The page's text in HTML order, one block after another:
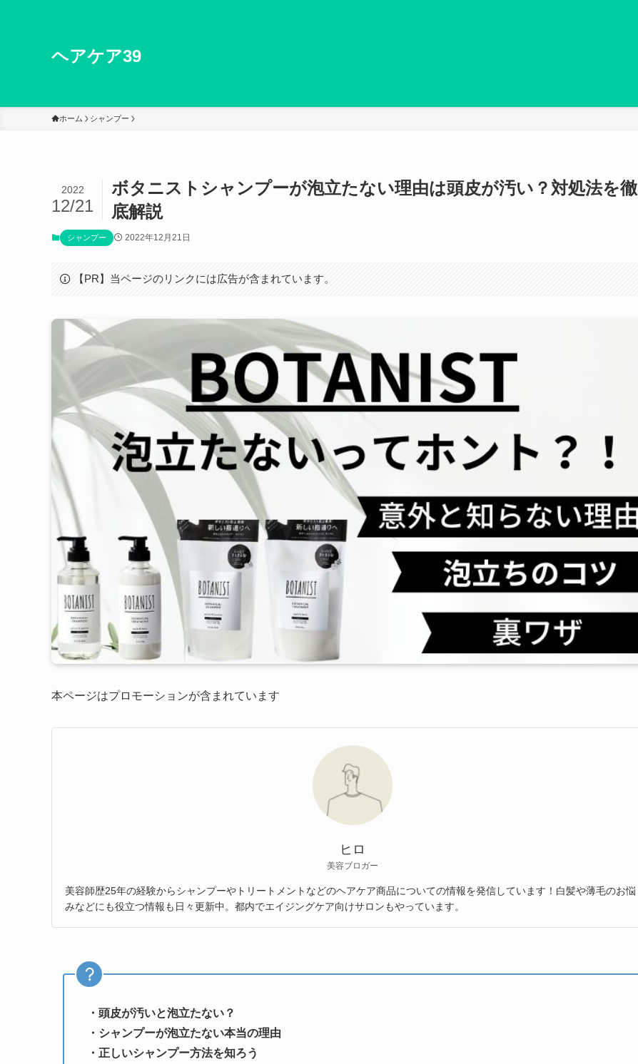
ヘアケア39
ホーム シャンプー
ボタニストシャンプーが泡立たない理由は頭皮が汚い？対処法を徹
底解説
2022
12/21
シャンプー 2022年12月21日
【PR】当ページのリンクには広告が含まれています。
本ページはプロモーションが含まれています
ヒロ
美容ブロガー
美容師歴25年の経験からシャンプーやトリートメントなどのヘアケア商品についての情報を発信しています！白髪や薄毛のお悩
みなどにも役立つ情報も日々更新中。都内でエイジングケア向けサロンもやっています。
・頭皮が汚いと泡立たない？
・シャンプーが泡立たない本当の理由
・正しいシャンプー方法を知ろう